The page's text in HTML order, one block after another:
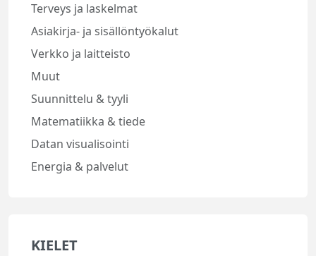
Terveys ja laskelmat
Asiakirja- ja sisällöntyökalut
Verkko ja laitteisto
Muut
Suunnittelu & tyyli
Matematiikka & tiede
Datan visualisointi
Energia & palvelut
KIELET